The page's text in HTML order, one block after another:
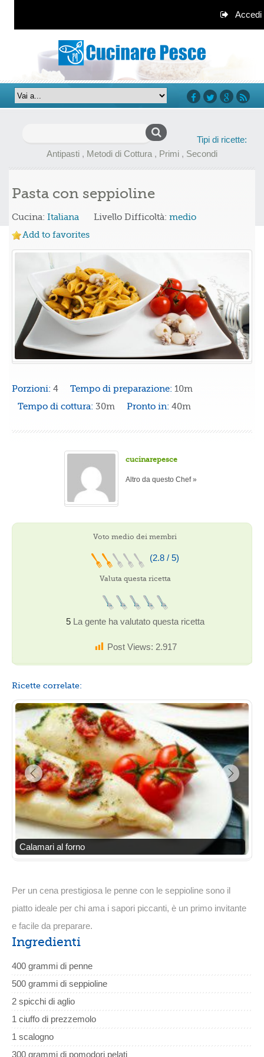
Accedi
Tipi di ricette:
Antipasti , Metodi di Cottura , Primi , Secondi
Pasta con seppioline
Cucina: Italiana Livello Difficoltà: medio
Add to favorites
Porzioni: 4 Tempo di preparazione: 10m
Tempo di cottura: 30m Pronto in: 40m
cucinarepesce
Altro da questo Chef »
Voto medio dei membri
(2.8 / 5)
Valuta questa ricetta
5 La gente ha valutato questa ricetta
Post Views: 2.917
Ricette correlate:
Calamari al forno
Per un cena prestigiosa le penne con le seppioline sono il
piatto ideale per chi ama i sapori piccanti, è un primo invitante
e facile da preparare.
Ingredienti
400 grammi di penne
500 grammi di seppioline
2 spicchi di aglio
1 ciuffo di prezzemolo
1 scalogno
300 grammi di pomodori pelati